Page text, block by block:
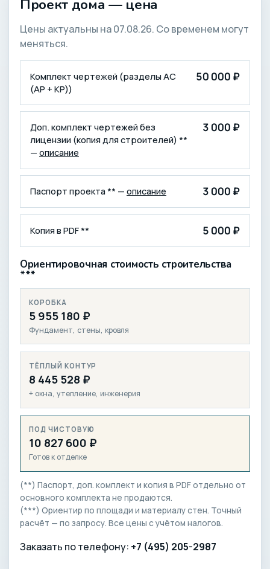
Проект дома — цена
Цены актуальны на 07.08.26. Со временем могут
меняться.
КОМПЛЕКТАЦИЯ
ЦЕНА (₽)
Комплект чертежей (разделы АС
(АР + КР))
50 000 ₽
Доп. комплект чертежей без
лицензии (копия для строителей) **
— описание
3 000 ₽
Паспорт проекта ** — описание 3 000 ₽
Копия в PDF ** 5 000 ₽
Ориентировочная стоимость строительства
***
КОРОБКА
5 955 180 ₽
Фундамент, стены, кровля
ТЁПЛЫЙ КОНТУР
8 445 528 ₽
+ окна, утепление, инженерия
ПОД ЧИСТОВУЮ
10 827 600 ₽
Готов к отделке
(**) Паспорт, доп. комплект и копия в PDF отдельно от
основного комплекта не продаются.
(***) Ориентир по площади и материалу стен. Точный
расчёт — по запросу. Все цены с учётом налогов.
Заказать по телефону: +7 (495) 205-2987